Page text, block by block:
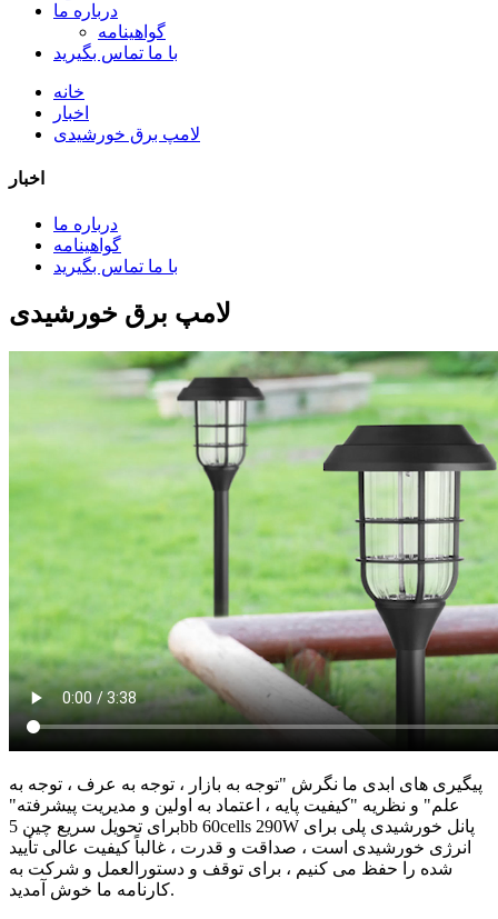
درباره ما
گواهینامه
با ما تماس بگیرید
خانه
اخبار
لامپ برق خورشیدی
اخبار
درباره ما
گواهینامه
با ما تماس بگیرید
لامپ برق خورشیدی
پیگیری های ابدی ما نگرش "توجه به بازار ، توجه به عرف ، توجه به
علم" و نظریه "کیفیت پایه ، اعتماد به اولین و مدیریت پیشرفته"
برای تحویل سریع چین 5bb 60cells 290W پانل خورشیدی پلی برای
انرژی خورشیدی است ، صداقت و قدرت ، غالباً کیفیت عالی تأیید
شده را حفظ می کنیم ، برای توقف و دستورالعمل و شرکت به
کارنامه ما خوش آمدید.